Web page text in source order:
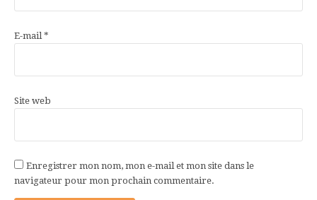
E-mail*
Site web
Enregistrer mon nom, mon e-mail et mon site dans le
navigateur pour mon prochain commentaire.